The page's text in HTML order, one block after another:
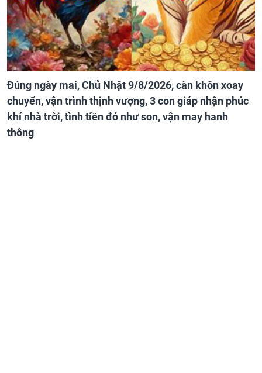
Đúng ngày mai, Chủ Nhật 9/8/2026, càn khôn xoay
chuyển, vận trình thịnh vượng, 3 con giáp nhận phúc
khí nhà trời, tình tiền đỏ như son, vận may hanh
thông